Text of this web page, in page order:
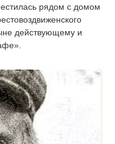
рядом с домом
действующему и